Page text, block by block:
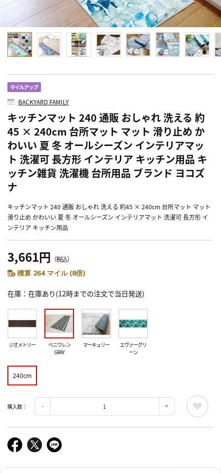
BACKYARD FAMILY
キッチンマット 240 通販 おしゃれ 洗える 約
45 × 240cm 台所マット マット 滑り止め か
わいい 夏 冬 オールシーズン インテリアマッ
ト 洗濯可 長方形 インテリア キッチン用品 キ
ッチン雑貨 洗濯機 台所用品 ブランド ヨコズ
ナ
キッチンマット 240 通販 おしゃれ 洗える 約45 × 240cm 台所マット マット
滑り止め かわいい 夏 冬 オールシーズン インテリアマット 洗濯可 長方形 イ
ンテリア キッチン用品
3,661円 （税込）
積算 264 マイル (8倍)
在庫 在庫あり(12時までの注文で当日発送)
ジオメトリー
ベニワレン
GRAY
マーキュリー
エヴァーグリ
ーン
240cm
購入数：